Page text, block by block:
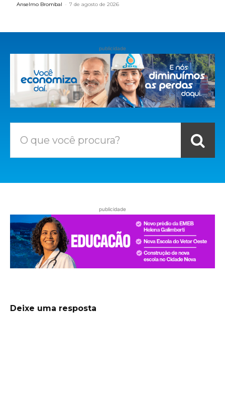
Anselmo Brombal - 7 de agosto de 2026
publicidade
O que você procura?
publicidade
Deixe uma resposta